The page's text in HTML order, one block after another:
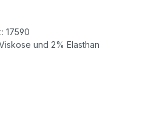
17590
und 2% Elasthan